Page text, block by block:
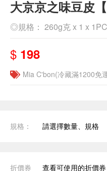
大京京之味豆皮
◎規格： 260g克 x 1 x
$ 198
Mia C'bon(冷藏滿1200免
規格： 請選擇數量、規格
折價券 查看可使用的折價券